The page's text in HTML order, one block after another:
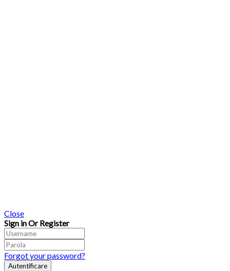
Close
Sign in Or Register
Forgot your password?